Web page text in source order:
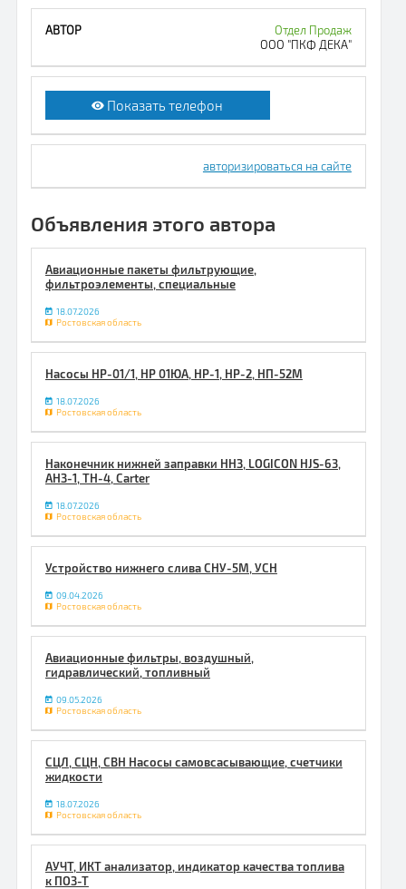
Отдел Продаж
ООО "ПКФ ДЕКА"
Показать телефон
авторизироваться на сайте
Объявления этого автора
Авиационные пакеты фильтрующие,
фильтроэлементы, специальные
18.07.2026
Ростовская область
Насосы НР-01/1, НР 01ЮА, НР-1, НР-2, НП-52М
18.07.2026
Ростовская область
Наконечник нижней заправки ННЗ, LOGICON HJS-63,
АНЗ-1, ТН-4, Carter
18.07.2026
Ростовская область
Устройство нижнего слива СНУ-5М, УСН
09.04.2026
Ростовская область
Авиационные фильтры, воздушный,
гидравлический, топливный
09.05.2026
Ростовская область
СЦЛ, СЦН, СВН Насосы самовсасывающие, счетчики
жидкости
18.07.2026
Ростовская область
АУЧТ, ИКТ анализатор, индикатор качества топлива
к ПОЗ-Т